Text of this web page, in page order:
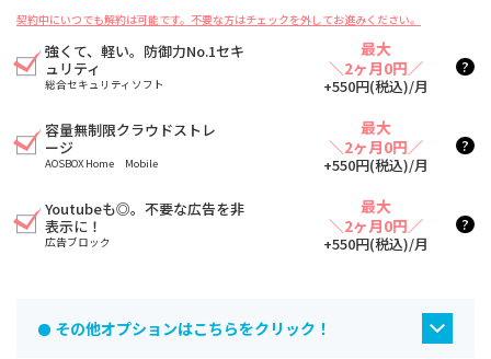
契約中にいつでも解約は可能です。不要な方はチェックを外してお進みください。
強くて、軽い。防御力No.1セキ
ュリティ
総合セキュリティソフト
最大
＼2ヶ月0円／
+550円(税込)/月
?
容量無制限クラウドストレ
ージ
AOSBOX Home Mobile
最大
＼2ヶ月0円／
+550円(税込)/月
?
Youtubeも◎。不要な広告を非
表示に！
広告ブロック
最大
＼2ヶ月0円／
+550円(税込)/月
?
その他オプションはこちらをクリック！